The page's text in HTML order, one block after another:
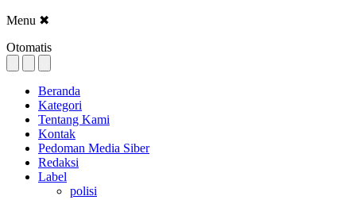
Menu ✖
Otomatis
Beranda
Kategori
Tentang Kami
Kontak
Pedoman Media Siber
Redaksi
Label
polisi